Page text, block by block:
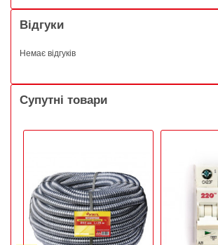
Відгуки
Немає відгуків
Супутні товари